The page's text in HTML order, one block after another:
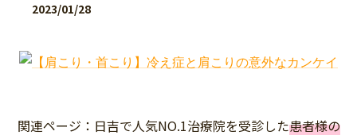
2023/01/28
関連ページ：日吉で人気NO.1治療院を受診した患者様の